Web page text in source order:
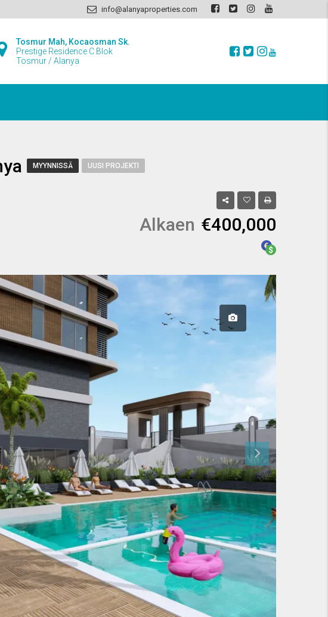
info@alanyaproperties.com
Tosmur Mah, Kocaosman Sk.
Prestige Residence C Blok
Tosmur / Alanya
MYYNNISSÄ UUSI PROJEKTI
Alkaen €400,000